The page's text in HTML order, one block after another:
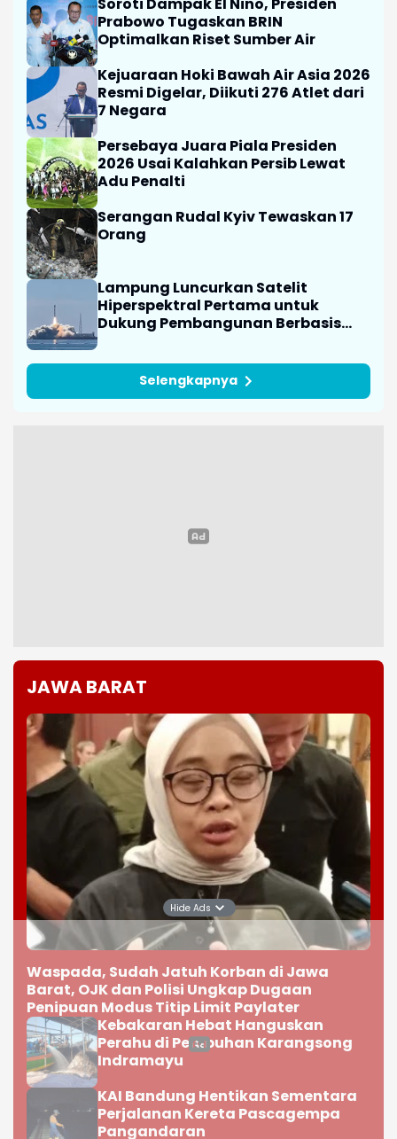
Diamankan Polisi
Selengkapnya
Headline Grup Media
BeritaKarawang Kekinian
Soroti Dampak El Nino, Presiden
Prabowo Tugaskan BRIN
Kejuaraan Hoki Bawah Air Asia 2026
Resmi Digelar, Diikuti 276 Atlet dari
7 Negara
Persebaya Juara Piala Presiden
2026 Usai Kalahkan Persib Lewat
Adu Penalti
Dukung Pembangunan Berbasis
JAWA BARAT Hide Ads